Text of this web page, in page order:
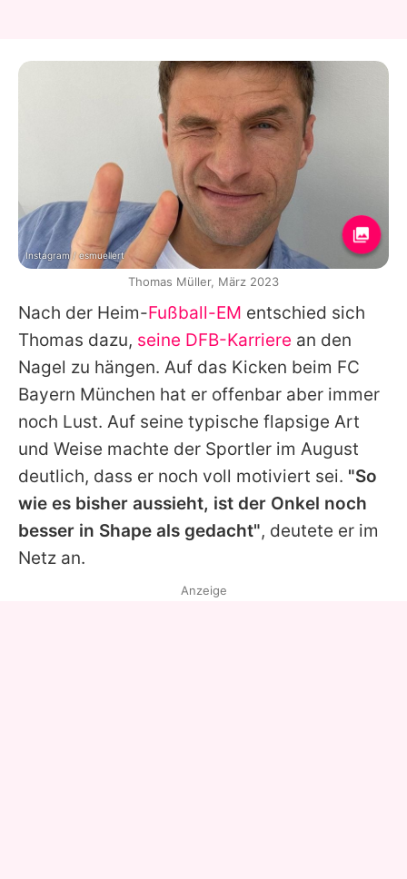
Nach der Heim-Fußball-EM entschied sich
Thomas dazu, seine DFB-Karriere an den
Nagel zu hängen. Auf das Kicken beim FC
Bayern München hat er offenbar aber immer
noch Lust. Auf seine typische flapsige Art
und Weise machte der Sportler im August
deutlich, dass er noch voll motiviert sei. "So
wie es bisher aussieht, ist der Onkel noch
besser in Shape als gedacht", deutete er im
Netz an.
Instagram / esmuellert
Thomas Müller, März 2023
Anzeige